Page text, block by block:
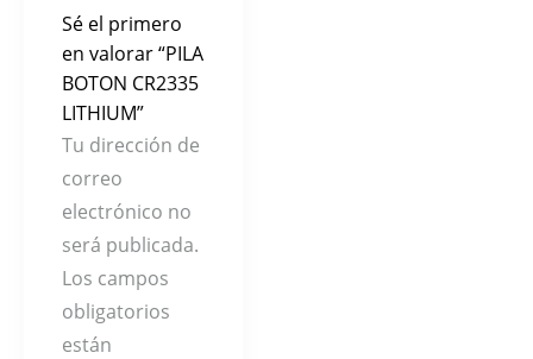
Sé el primero
en valorar “PILA
BOTON CR2335
LITHIUM”
Tu dirección de
correo
electrónico no
será publicada.
Los campos
obligatorios
están